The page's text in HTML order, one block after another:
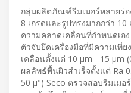
กลุ่มผลิตภัณฑ์รีมเมอร์หลายร่
8 เกรดและรูปทรงมากกว่า
ความคลาดเคลื่อนที่กำหนดเอ
ตัวจับยึดเครื่องมือที่มีความเที่
เคลื่อนตั้งแต่ 10 µm - 15 µm
ผลลัพธ์พื้นผิวสำเร็จตั้งแต่ Ra
50 µ") Seco ตรวจสอบรีมเม